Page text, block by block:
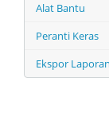
Alat Bantu
Peranti Keras
Ekspor Laporan